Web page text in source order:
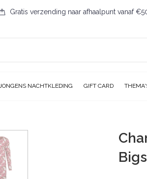
JONGENS NACHTKLEDING GIFT CARD
Gratis verzending naar afhaalpunt vanaf